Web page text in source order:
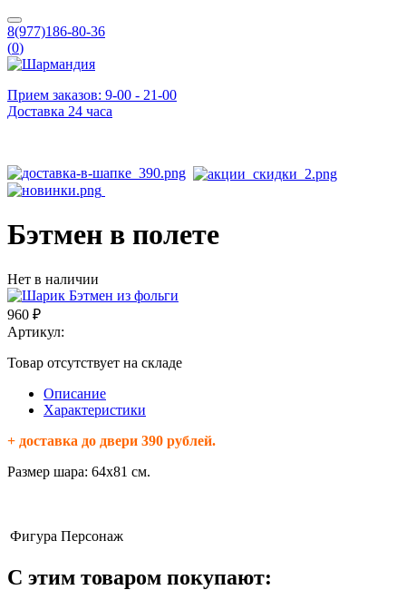
8(977)186-80-36
(0)
Прием заказов: 9-00 - 21-00
Доставка 24 часа
Бэтмен в полете
Нет в наличии
960 ₽
Артикул:
Товар отсутствует на складе
Описание
Характеристики
+ доставка до двери 390 рублей.
Размер шара: 64х81 см.
Фигура Персонаж
С этим товаром покупают: